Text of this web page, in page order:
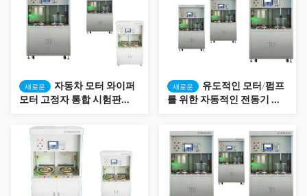
새로운
자동차 모터 와이퍼
모터 고정자 통합 시험판
새로운
유도적인 모터/펌프
를 위한 자동적인 전동기 시